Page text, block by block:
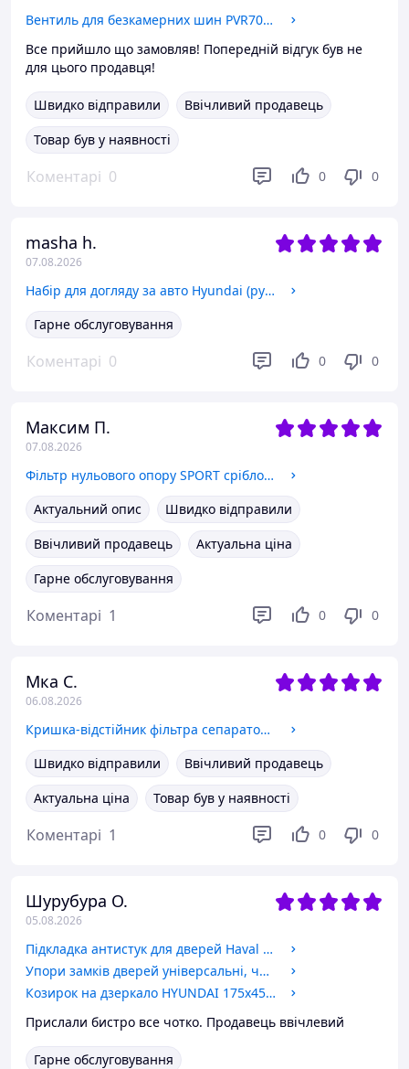
Вентиль для безкамерних шин PVR70 15мм (ніпель)
Все прийшло що замовляв! Попередній відгук був не
для цього продавця!
Швидко відправили
Ввічливий продавець
Товар був у наявності
Коментарі 0 0 0
masha h.
07.08.2026
Набір для догляду за авто Hyundai (рушник і щітка з логотипом + набір для мийки) 12 одиниць
Гарне обслуговування
Коментарі 0 0 0
Максим П.
07.08.2026
Фільтр нульового опору SPORT срібло (під патрубок d76 мм, підходить для 75 80 мм) (нульовик)
Актуальний опис
Швидко відправили
Ввічливий продавець
Актуальна ціна
Гарне обслуговування
Коментарі 1 0 0
Мка С.
06.08.2026
Кришка-відстійник фільтра сепаратора PL420 з підігрівом (чаша, стакан)
Швидко відправили
Ввічливий продавець
Актуальна ціна
Товар був у наявності
Коментарі 1 0 0
Шурубура О.
05.08.2026
Підкладка антистук для дверей Haval d=28мм СИЛІКОН (протиударна наклейка, демпфер)
Упори замків дверей універсальні, червоні, комплект 4шт (демпфери)
Козирок на дзеркало HYUNDAI 175x45мм карбон (на скотчі)
Прислали бистро все чотко. Продавець ввічлевий
Гарне обслуговування